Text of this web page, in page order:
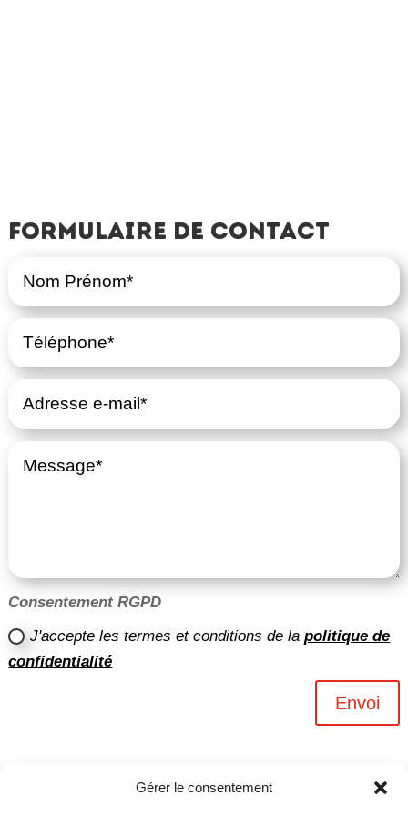
Gérer le consentement
Formulaire de contact
Consentement RGPD
J'accepte les termes et conditions de lapolitique de
confidentialité
Envoi